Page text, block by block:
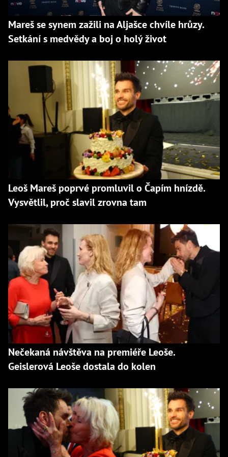
Mareš se synem zažili na Aljašce chvíle hrůzy.
Setkání s medvědy a boj o holý život
Leoš Mareš poprvé promluvil o Čapím hnízdě.
Vysvětlil, proč slavil zrovna tam
Nečekaná návštěva na premiéře Leoše.
Geislerová Leoše dostala do kolen